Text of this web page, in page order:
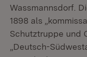
Wassmannsdorf.
1898 als
Schutztruppe und
„Deutsch-